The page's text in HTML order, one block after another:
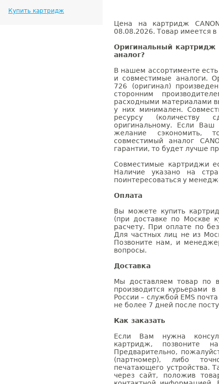
Купить картридж
Цена на картридж
08.08.2026. Товар имеется в
Оригинальный картридж
аналог?
В нашем ассортименте
и совместимые аналоги.
726 (оригинал)
сторонним
расходными материалами
у них минимален.
ресурсу (количеству
оригинальному. Если
желание сэкономить,
совместимый аналог
гарантии, то будет лучше
Совместимые картриджи
Наличие указано на
поинтересоваться у
Оплата
Вы можете купить
(при доставке по Москве
расчету. При оплате по
Для частных лиц не из
Позвоните нам, и
вопросы.
Доставка
Мы доставляем товар по
производится курьерами
России – службой EMS
не более 7 дней после
Как заказать
Если Вам нужна
картридж, позвоните
Предварительно,
(партномер), либо
печатающего устройства.
через сайт, положив